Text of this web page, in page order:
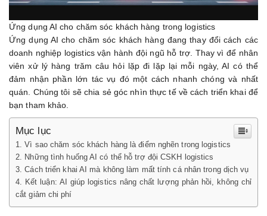
Ứng dụng AI cho chăm sóc khách hàng trong logistics
Ứng dụng AI cho chăm sóc khách hàng đang thay đổi cách các
doanh nghiệp logistics vận hành đội ngũ hỗ trợ. Thay vì để nhân
viên xử lý hàng trăm câu hỏi lặp đi lặp lại mỗi ngày, AI có thể
đảm nhận phần lớn tác vụ đó một cách nhanh chóng và nhất
quán. Chúng tôi sẽ chia sẻ góc nhìn thực tế về cách triển khai để
bạn tham khảo.
Mục lục
Vì sao chăm sóc khách hàng là điểm nghẽn trong logistics
Những tình huống AI có thể hỗ trợ đội CSKH logistics
Cách triển khai AI mà không làm mất tính cá nhân trong dịch vụ
Kết luận: AI giúp logistics nâng chất lượng phản hồi, không chỉ
cắt giảm chi phí